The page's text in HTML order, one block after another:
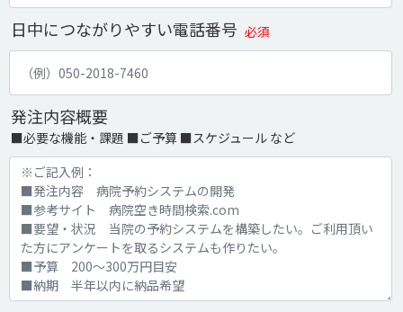
日中につながりやすい電話番号 必須
発注内容概要
■必要な機能・課題 ■ご予算 ■スケジュール など